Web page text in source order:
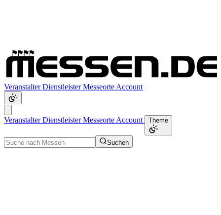
VeranstalterDienstleisterMesseorte Account
VeranstalterDienstleisterMesseorte Account Theme
Suchen